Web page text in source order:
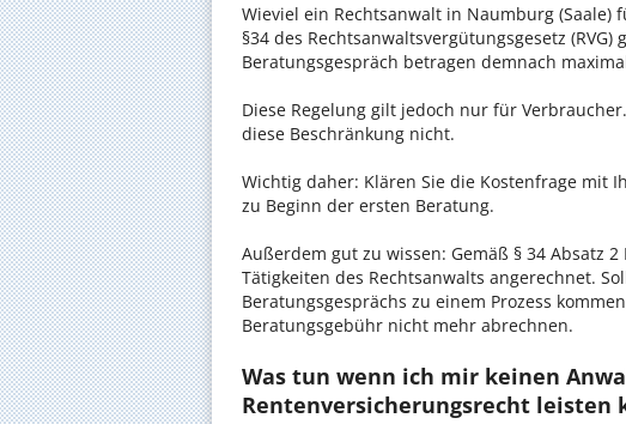
Wieviel ein Rechtsanwalt in Naumburg
§34 des Rechtsanwaltsvergütungsgesetz
Beratungsgespräch betragen demnach
Diese Regelung gilt jedoch nur für
diese Beschränkung nicht.
Wichtig daher: Klären Sie die Kostenfrage mit
zu Beginn der ersten Beratung.
Außerdem gut zu wissen: Gemäß § 34 Absatz
Tätigkeiten des Rechtsanwalts angerechnet.
Beratungsgesprächs zu einem Prozess
Beratungsgebühr nicht mehr abrechnen.
Was tun wenn ich mir keinen
Rentenversicherungsrecht leisten